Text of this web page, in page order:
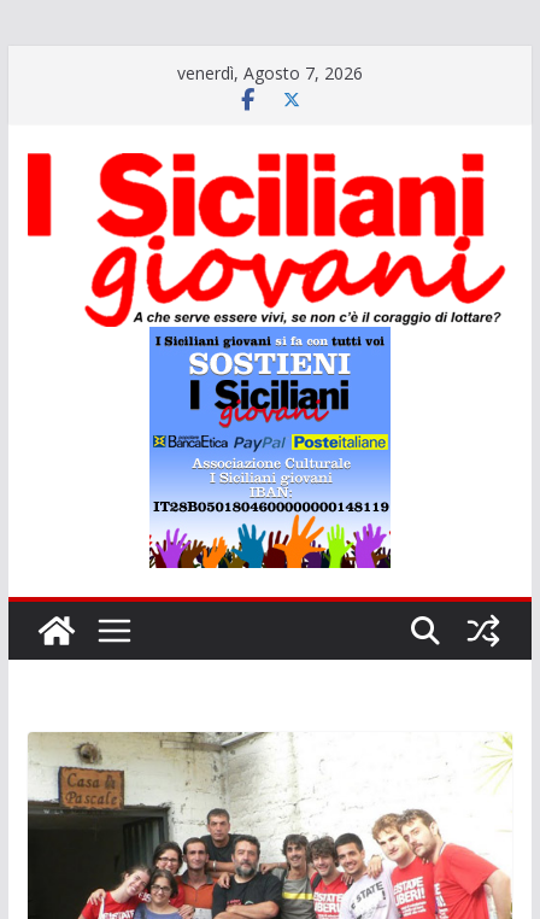
venerdì, Agosto 7, 2026